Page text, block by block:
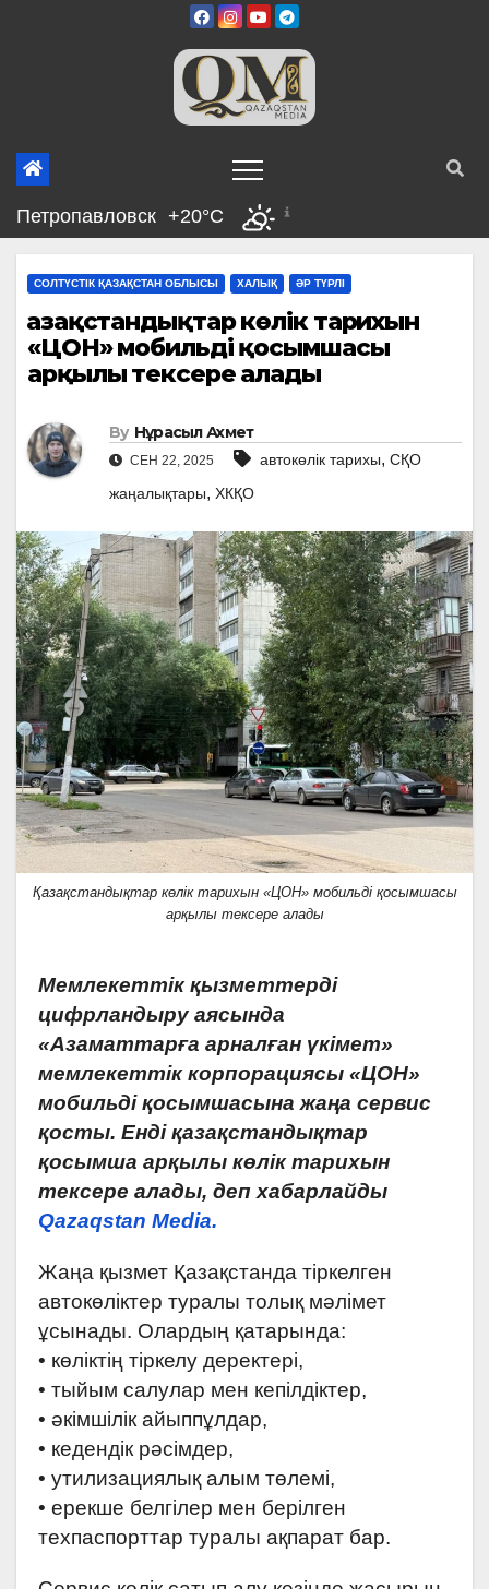
Петропавловск +20°C
СОЛТҮСТІК ҚАЗАҚСТАН ОБЛЫСЫ ХАЛЫҚ ӘР ТҮРЛІ
Қазақстандықтар көлік тарихын
«ЦОН» мобильді қосымшасы
арқылы тексере алады
By Нұрасыл Ахмет
СЕН 22, 2025 автокөлік тарихы, СҚО
жаңалықтары, ХКҚО
Қазақстандықтар көлік тарихын «ЦОН» мобильді қосымшасы
арқылы тексере алады
Мемлекеттік қызметтерді
цифрландыру аясында
«Азаматтарға арналған үкімет»
мемлекеттік корпорациясы «ЦОН»
мобильді қосымшасына жаңа сервис
қосты. Енді қазақстандықтар
қосымша арқылы көлік тарихын
тексере алады, деп хабарлайды
Qazaqstan Media.
Жаңа қызмет Қазақстанда тіркелген
автокөліктер туралы толық мәлімет
ұсынады. Олардың қатарында:
• көліктің тіркелу деректері,
• тыйым салулар мен кепілдіктер,
• әкімшілік айыппұлдар,
• кедендік рәсімдер,
• утилизациялық алым төлемі,
• ерекше белгілер мен берілген
техпаспорттар туралы ақпарат бар.